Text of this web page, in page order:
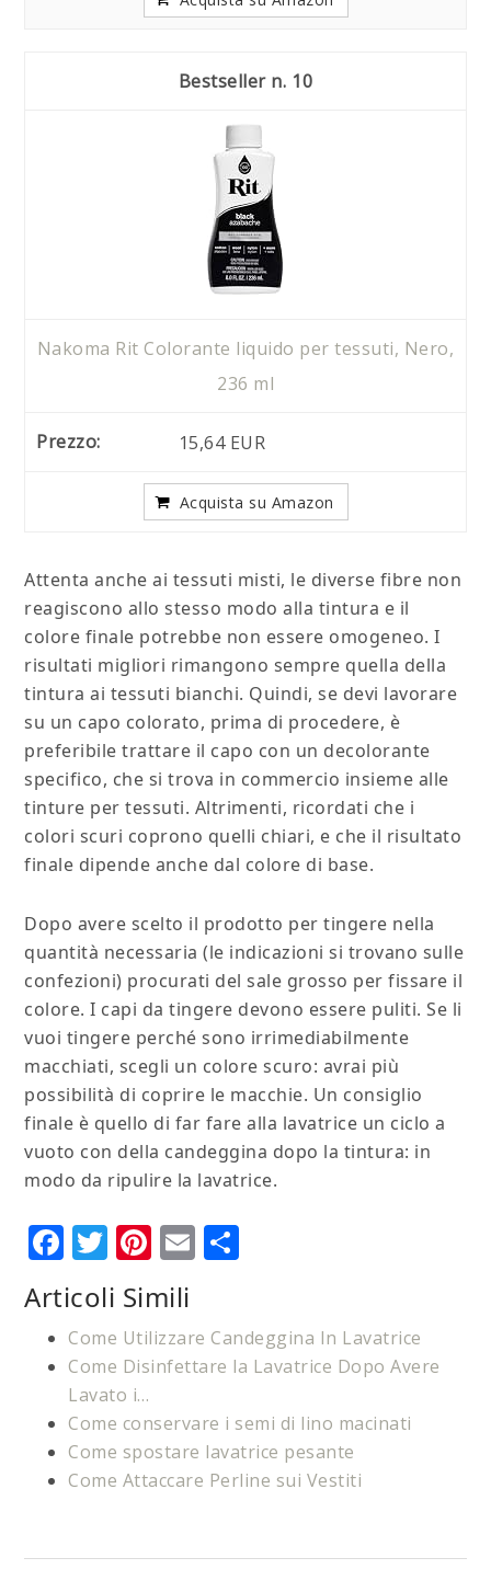
10
Nakoma Rit Colorante liquido per tessuti, Nero,
236 ml
15,64 EUR
Acquista su Amazon
Attenta anche ai tessuti misti, le diverse fibre non
reagiscono allo stesso modo alla tintura e il
colore finale potrebbe non essere omogeneo. I
risultati migliori rimangono sempre quella della
tintura ai tessuti bianchi. Quindi, se devi lavorare
su un capo colorato, prima di procedere, è
preferibile trattare il capo con un decolorante
specifico, che si trova in commercio insieme alle
tinture per tessuti. Altrimenti, ricordati che i
colori scuri coprono quelli chiari, e che il risultato
finale dipende anche dal colore di base.
Dopo avere scelto il prodotto per tingere nella
quantità necessaria (le indicazioni si trovano sulle
confezioni) procurati del sale grosso per fissare il
colore. I capi da tingere devono essere puliti. Se li
vuoi tingere perché sono irrimediabilmente
macchiati, scegli un colore scuro: avrai più
possibilità di coprire le macchie. Un consiglio
finale è quello di far fare alla lavatrice un ciclo a
vuoto con della candeggina dopo la tintura: in
modo da ripulire la lavatrice.
Facebook
Twitter
Pinterest
Email
Articoli Simili
Come Utilizzare Candeggina In Lavatrice
Come Disinfettare la Lavatrice Dopo Avere
Lavato i…
Come conservare i semi di lino macinati
Come spostare lavatrice pesante
Come Attaccare Perline sui Vestiti